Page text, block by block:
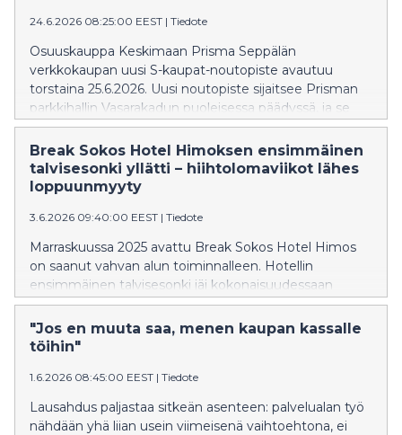
24.6.2026 08:25:00 EEST | Tiedote
Osuuskauppa Keskimaan Prisma Seppälän
verkkokaupan uusi S-kaupat-noutopiste avautuu
torstaina 25.6.2026. Uusi noutopiste sijaitsee Prisman
parkkihallin Vasarakadun puoleisessa päädyssä, ja se
tekee verkko-ostosten noutamisesta entistä
sujuvampaa kaikissa sääolosuhteissa. Samalla
noutokapasiteetti kasvaa ja myös Prisma.fi:n
käyttötavaranoutolokerikko siirtyy uuteen sijaintiin.
Break Sokos Hotel Himoksen ensimmäinen
talvisesonki yllätti – hiihtolomaviikot lähes
loppuunmyyty
3.6.2026 09:40:00 EEST | Tiedote
Marraskuussa 2025 avattu Break Sokos Hotel Himos
on saanut vahvan alun toiminnalleen. Hotellin
ensimmäinen talvisesonki jäi kokonaisuudessaan
verrattain lyhyeksi, mutta vilkkaimmat ajanjaksot,
erityisesti hiihtolomaviikot, sujuivat odotettua
paremmin ja hotelli oli lähes loppuunmyyty.
"Jos en muuta saa, menen kaupan kassalle
töihin"
1.6.2026 08:45:00 EEST | Tiedote
Lausahdus paljastaa sitkeän asenteen: palvelualan työ
nähdään yhä liian usein viimeisenä vaihtoehtona, ei